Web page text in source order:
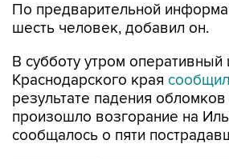
По предварительной
шесть человек, добавил он.
В субботу утром оперативный
Краснодарского края сообщил
результате падения
произошло возгорание на
сообщалось о пяти